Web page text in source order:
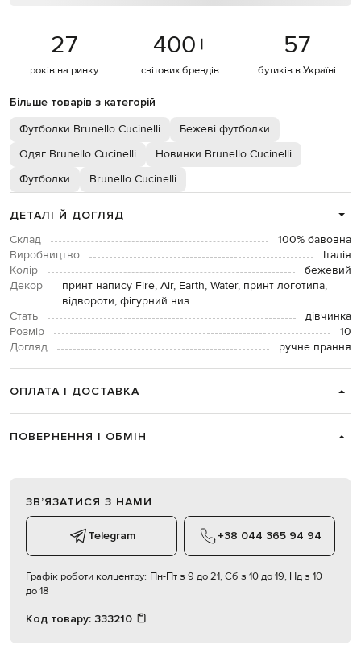
27
років на ринку
400+
світових брендів
57
бутиків в Україні
Більше товарів з категорій
Футболки Brunello Cucinelli
Бежеві футболки
Одяг Brunello Cucinelli
Новинки Brunello Cucinelli
Футболки
Brunello Cucinelli
ДЕТАЛІ Й ДОГЛЯД
Склад
100% бавовна
Виробництво
Італія
Колір
бежевий
Декор
принт напису Fire, Air, Earth, Water, принт логотипа,
відвороти, фігурний низ
Стать
дівчинка
Розмір
10
Догляд
ручне прання
ОПЛАТА І ДОСТАВКА
ПОВЕРНЕННЯ І ОБМІН
ЗВʼЯЗАТИСЯ З НАМИ
Telegram +38 044 365 94 94
Графік роботи колцентру: Пн-Пт з 9 до 21, Сб з 10 до 19, Нд з 10
до 18
Код товару: 333210